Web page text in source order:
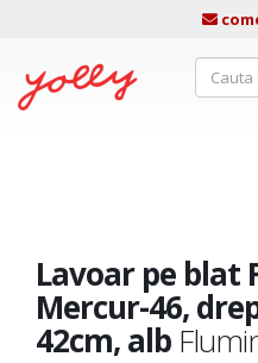
Lavoar pe blat
Mercur-46,
42cm, alb